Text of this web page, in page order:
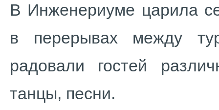
В Инженериуме царила
в перерывах между
радовали гостей
танцы, песни.